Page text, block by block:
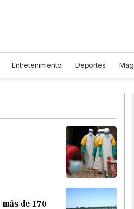
Entretenimiento Deportes
de 170